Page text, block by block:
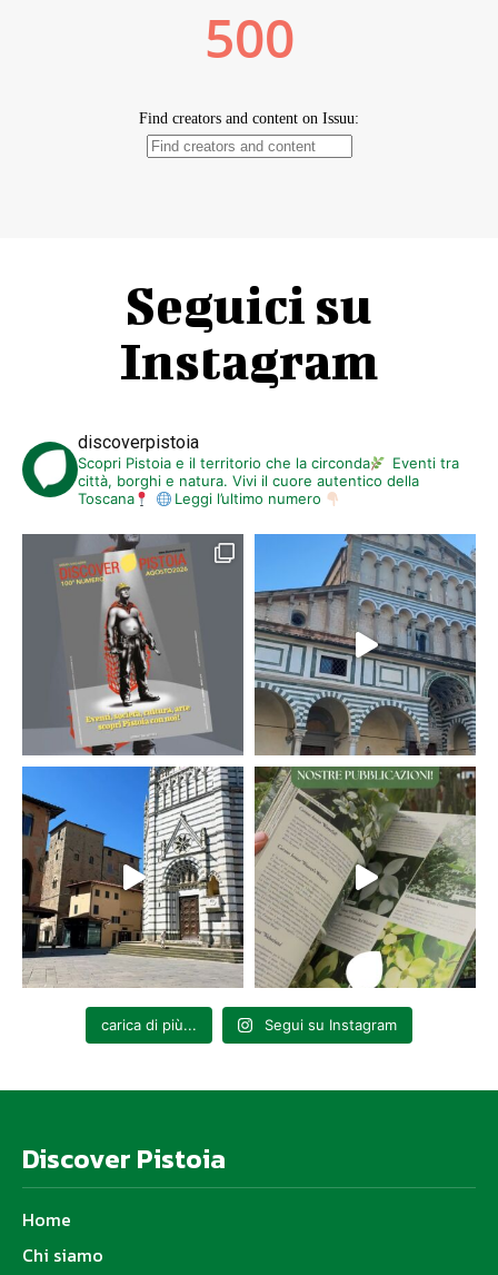
Seguici su
Instagram
discoverpistoia
Scopri Pistoia e il territorio che la circonda
Eventi tra
città, borghi e natura. Vivi il cuore autentico della
Toscana
Leggi l’ultimo numero
carica di più... Segui su Instagram
Discover Pistoia
Home
Chi siamo